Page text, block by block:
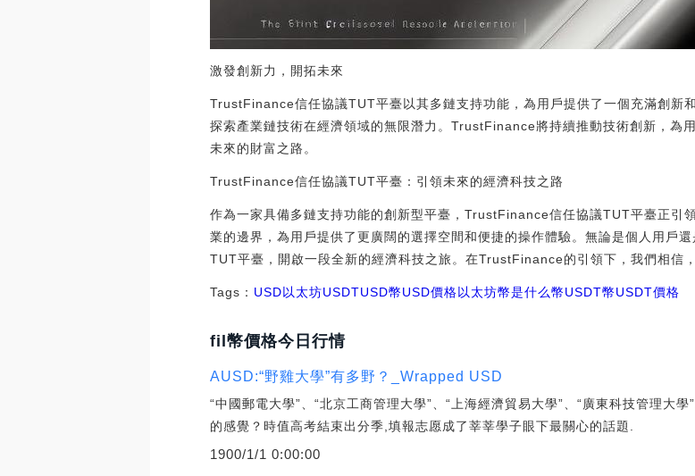
激發創新力，開拓未來
TrustFinance信任協議TUT平臺以其多鏈支持功能，為用戶提供了一個充滿創新
探索產業鏈技術在經濟領域的無限潛力。TrustFinance將持續推動技術創新，為
未來的財富之路。
TrustFinance信任協議TUT平臺：引領未來的經濟科技之路
作為一家具備多鏈支持功能的創新型平臺，TrustFinance信任協議TUT平臺正引
業的邊界，為用戶提供了更廣闊的選擇空間和便捷的操作體驗。無論是個人用戶
TUT平臺，開啟一段全新的經濟科技之旅。在TrustFinance的引領下，我們相信
Tags： USD以太坊USDTUSD幣USD價格以太坊幣是什么幣USDT幣USDT價格
fil幣價格今日行情
AUSD:“野雞大學”有多野？_Wrapped USD
“中國郵電大學”、“北京工商管理大學”、“上海經濟貿易大學”、“廣東科技管理大
的感覺？時值高考結束出分季,填報志愿成了莘莘學子眼下最關心的話題.
1900/1/1 0:00:00